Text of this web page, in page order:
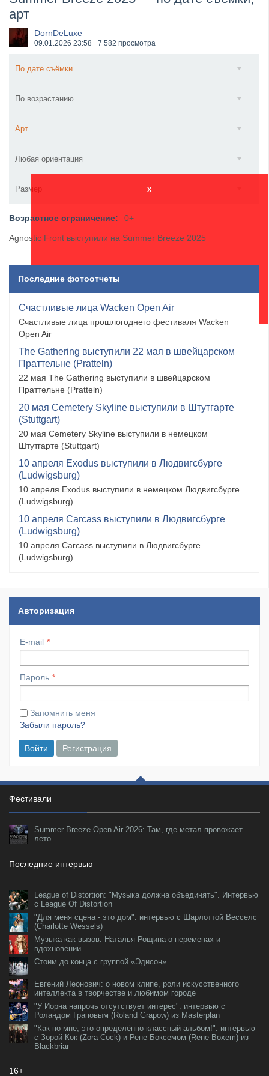
арт
DornDeLuxe
09.01.2026 23:58 7 582 просмотра
По дате съёмки
По возрастанию
Арт
Любая ориентация
Размер x
Возрастное ограничение: 0+
Agnostic Front выступили на Summer Breeze 2025
Последние фотоотчеты
Счастливые лица Wacken Open Air
Счастливые лица прошлогоднего фестиваля Wacken
Open Air
The Gathering выступили 22 мая в швейцарском
Праттельне (Pratteln)
22 мая The Gathering выступили в швейцарском
Праттельне (Pratteln)
20 мая Cemetery Skyline выступили в Штутгарте
(Stuttgart)
20 мая Cemetery Skyline выступили в немецком
Штутгарте (Stuttgart)
10 апреля Exodus выступили в Людвигсбурге
(Ludwigsburg)
10 апреля Exodus выступили в немецком Людвигсбурге
(Ludwigsburg)
10 апреля Carcass выступили в Людвигсбурге
(Ludwigsburg)
10 апреля Carcass выступили в Людвигсбурге
(Ludwigsburg)
Авторизация
E-mail
Пароль
Запомнить меня
Забыли пароль?
Войти Регистрация
Фестивали
Summer Breeze Open Air 2026: Там, где метал провожает
лето
Последние интервью
League of Distortion: "Музыка должна объединять". Интервью
с League Of Distortion
"Для меня сцена - это дом": интервью с Шарлоттой Весселс
(Charlotte Wessels)
Музыка как вызов: Наталья Рощина о переменах и
вдохновении
Стоим до конца с группой «Эдисон»
Евгений Леонович: о новом клипе, роли искусственного
интеллекта в творчестве и любимом городе
"У Йорна напрочь отсутствует интерес": интервью с
Роландом Граповым (Roland Grapow) из Masterplan
"Как по мне, это определённо классный альбом!": интервью
с Зорой Кок (Zora Cock) и Рене Боксемом (Rene Boxem) из
Blackbriar
16+